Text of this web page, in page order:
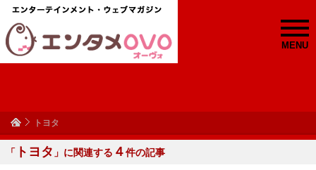
MENU
トヨタ
「 トヨタ 」に関連する ４件の記事